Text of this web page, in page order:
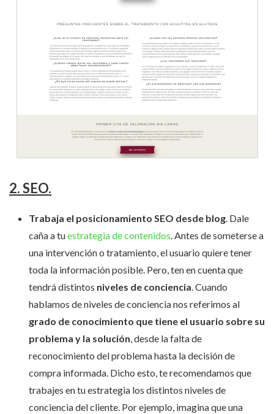
2. SEO.
Trabaja el posicionamiento SEO desde blog. Dale
caña a tuestrategia de contenidos. Antes de someterse a
una intervención o tratamiento, el usuario quiere tener
toda la información posible. Pero, ten en cuenta que
tendrá distintos niveles de conciencia. Cuando
hablamos de niveles de conciencia nos referimos al
grado de conocimiento que tiene el usuario sobre su
problema y la solución, desde la falta de
reconocimiento del problema hasta la decisión de
compra informada. Dicho esto, te recomendamos que
trabajes en tu estrategia los distintos niveles de
conciencia del cliente. Por ejemplo, imagina que una